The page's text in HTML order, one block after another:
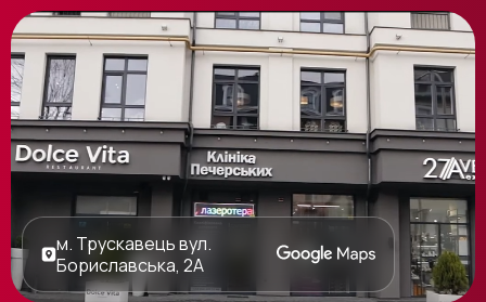
м. Трускавець вул.
Бориславська, 2А